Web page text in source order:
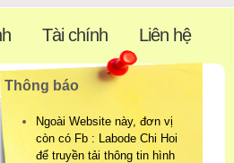
Tài chính Liên hệ
Thông báo
Ngoài Website này, đơn vị
còn có Fb : Labode Chi Hoi
để truyền tải thông tin hình